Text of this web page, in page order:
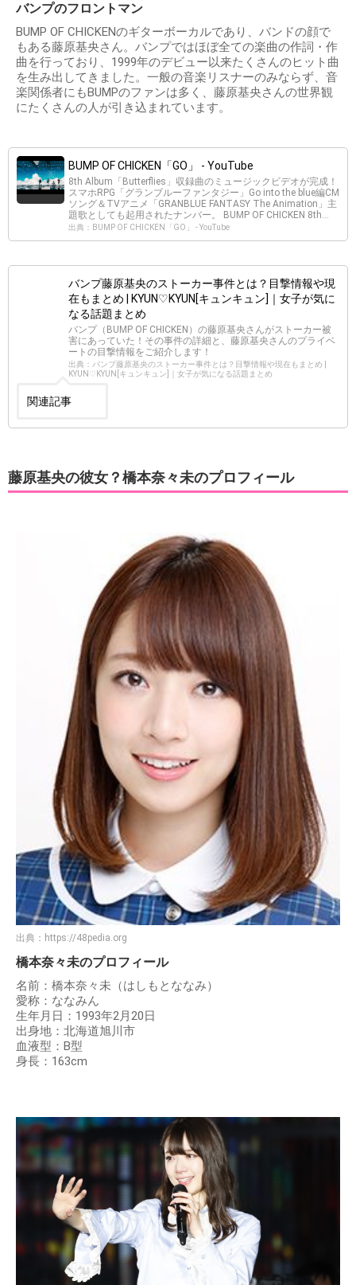
バンプのフロントマン
BUMP OF CHICKENのギターボーカルであり、バンドの顔で
もある藤原基央さん。バンプではほぼ全ての楽曲の作詞・作
曲を行っており、1999年のデビュー以来たくさんのヒット曲
を生み出してきました。一般の音楽リスナーのみならず、音
楽関係者にもBUMPのファンは多く、藤原基央さんの世界観
にたくさんの人が引き込まれています。
BUMP OF CHICKEN「GO」 - YouTube
8th Album「Butterflies」収録曲のミュージックビデオが完成！
スマホRPG「グランブルーファンタジー」Go into the blue編CM
ソング＆TVアニメ「GRANBLUE FANTASY The Animation」主
題歌としても起用されたナンバー。 BUMP OF CHICKEN 8th...
出典：BUMP OF CHICKEN「GO」 - YouTube
バンプ藤原基央のストーカー事件とは？目撃情報や現
在もまとめ | KYUN♡KYUN[キュンキュン]｜女子が気に
なる話題まとめ
バンプ（BUMP OF CHICKEN）の藤原基央さんがストーカー被
害にあっていた！その事件の詳細と、藤原基央さんのプライベ
ートの目撃情報をご紹介します！
出典：バンプ藤原基央のストーカー事件とは？目撃情報や現在もまとめ |
KYUN♡KYUN[キュンキュン]｜女子が気になる話題まとめ
関連記事
藤原基央の彼女？橋本奈々未のプロフィール
出典： https://48pedia.org
橋本奈々未のプロフィール
名前：橋本奈々未（はしもとななみ）
愛称：ななみん
生年月日：1993年2月20日
出身地：北海道旭川市
血液型：B型
身長：163cm